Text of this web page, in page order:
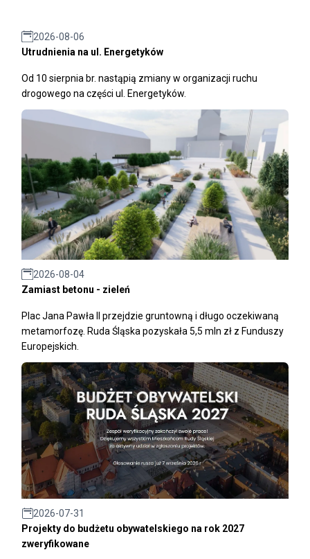
2026-08-06
Utrudnienia na ul. Energetyków
Od 10 sierpnia br. nastąpią zmiany w organizacji ruchu
drogowego na części ul. Energetyków.
2026-08-04
Zamiast betonu - zieleń
Plac Jana Pawła II przejdzie gruntowną i długo oczekiwaną
metamorfozę. Ruda Śląska pozyskała 5,5 mln zł z Funduszy
Europejskich.
2026-07-31
Projekty do budżetu obywatelskiego na rok 2027
zweryfikowane